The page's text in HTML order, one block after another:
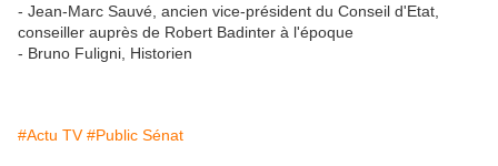
- Jean-Marc Sauvé, ancien vice-président du Conseil d'Etat,
conseiller auprès de Robert Badinter à l'époque
- Bruno Fuligni, Historien
#Actu TV #Public Sénat